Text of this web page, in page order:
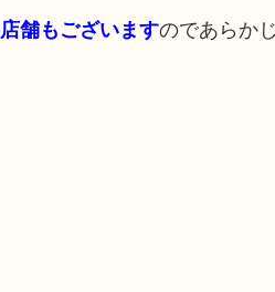
舗もございますのであらか